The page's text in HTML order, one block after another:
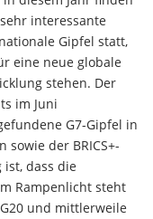
interessante
Gipfel statt,
eine neue globale
stehen. Der
im Juni
G7-Gipfel in
sowie der BRICS+-
dass die
Rampenlicht steht
und mittlerweile